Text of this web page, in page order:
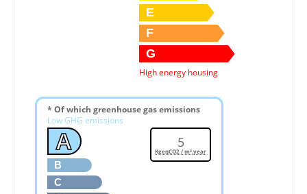
E
F
G
High energy housing
* Of which greenhouse gas emissions
Low GHG emissions
A
B
C
5
KgeqCO2 / m².year